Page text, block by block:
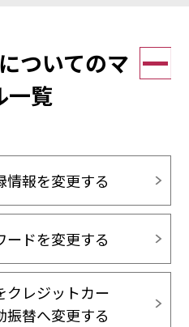
ついてのマ
一覧
情報を変更する
ードを変更する
クレジットカー
振替へ変更する